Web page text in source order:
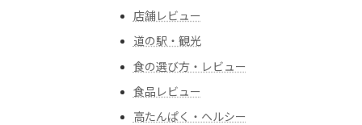
店舗レビュー
道の駅・観光
食の選び方・レビュー
食品レビュー
高たんぱく・ヘルシー